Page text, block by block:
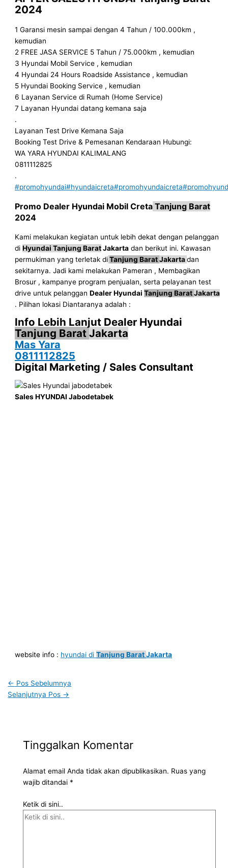
2024
1 Garansi mesin sampai dengan 4 Tahun / 100.000km ,
kemudian
2 FREE JASA SERVICE 5 Tahun / 75.000km , kemudian
3 Hyundai Mobil Service , kemudian
4 Hyundai 24 Hours Roadside Assistance , kemudian
5 Hyundai Booking Service , kemudian
6 Layanan Service di Rumah (Home Service)
7 Layanan Hyundai datang kemana saja
.
Layanan Test Drive Kemana Saja
Booking Test Drive & Pemesanan Kendaraan Hubungi:
WA YARA HYUNDAI KALIMALANG
0811112825
.
#promohyundai#hyundaicreta#promohyundaicreta
Promo Dealer Hyundai Mobil Creta Tanjung Barat
2024
Kami melakukan kegiatan untuk lebih dekat dengan pelanggan
diHyundai Tanjung BaratJakarta dan berikut ini. Kawasan
permukiman yang terletak diTanjung BaratJakartadan
sekitarnya. Jadi kami melakukan Pameran , Membagikan
Brosur , kampanye program penjualan, serta pelayanan test
drive untuk pelangganDealer Hyundai Tanjung BaratJakarta
. Pilihan lokasi Diantaranya adalah :
Info Lebih Lanjut Dealer Hyundai
Tanjung BaratJakarta
Mas Yara
0811112825
Digital Marketing / Sales Consultant
Sales HYUNDAI Jabodetabek
website info : hyundai diTanjung BaratJakarta
← Pos Sebelumnya
Selanjutnya Pos →
Tinggalkan Komentar
Alamat email Anda tidak akan dipublikasikan. Ruas yang
wajib ditandai *
Ketik di sini..